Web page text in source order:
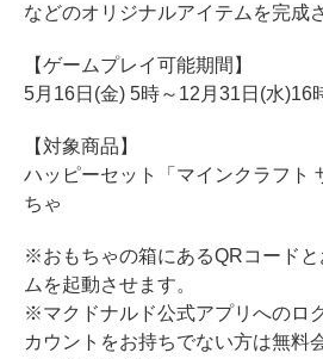
などのオリジナルアイテムを完成
【ゲームプレイ可能期間】
5月16日(金) 5時～12月31日(水)16
【対象商品】
ハッピーセット「マインクラフト
ちゃ
※おもちゃの箱にあるQRコード
ムを起動させます。
※マクドナルド公式アプリへのロ
カウントをお持ちでない方は無料